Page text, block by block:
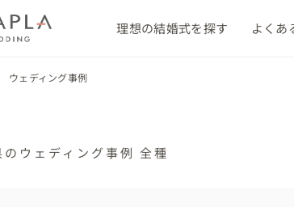
理想の結婚式を探す よくあ
ウェディング事例
のウェディング事例 全種